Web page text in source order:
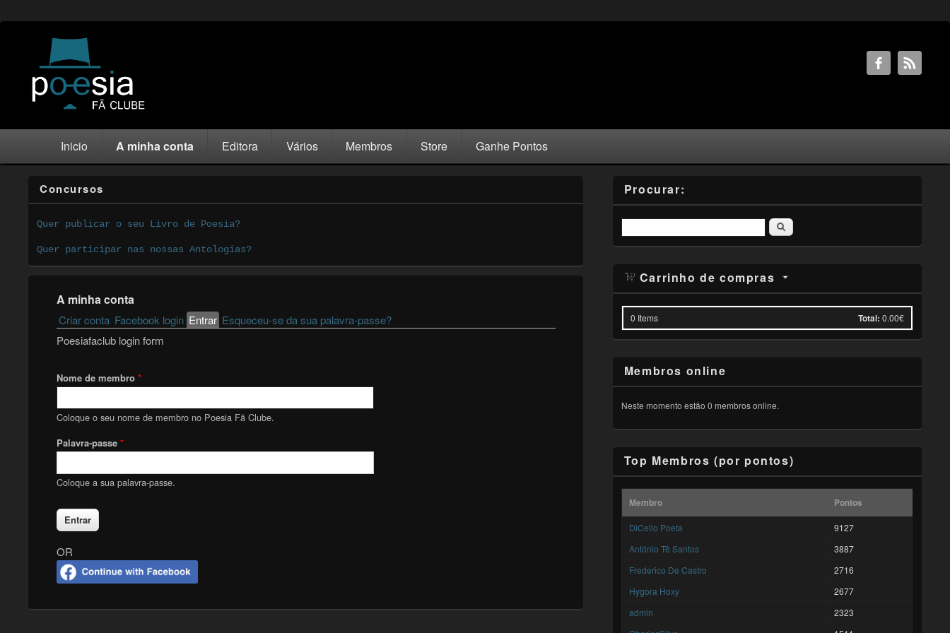
Inicio A minha conta Editora Vários Membros Store Ganhe Pontos
Concursos
Quer publicar o seu Livro de Poesia?
Quer participar nas nossas Antologias?
A minha conta
Primary tabs
Criar conta Facebook login Entrar(active tab)
Esqueceu-se da sua palavra-passe?
Poesiafaclub login form
Nome de membro *
Coloque o seu nome de membro no Poesia Fã Clube.
Palavra-passe *
Coloque a sua palavra-passe.
OR
Procurar:
Pesquisar
Carrinho de compras
0 Items Total: 0.00€
Membros online
Neste momento estão 0 membros online.
Top Membros (por pontos)
Membro Pontos
DiCello Poeta
9127
António Tê Santos
3887
Frederico De Castro
2716
Hygora Hoxy
2677
admin
2323